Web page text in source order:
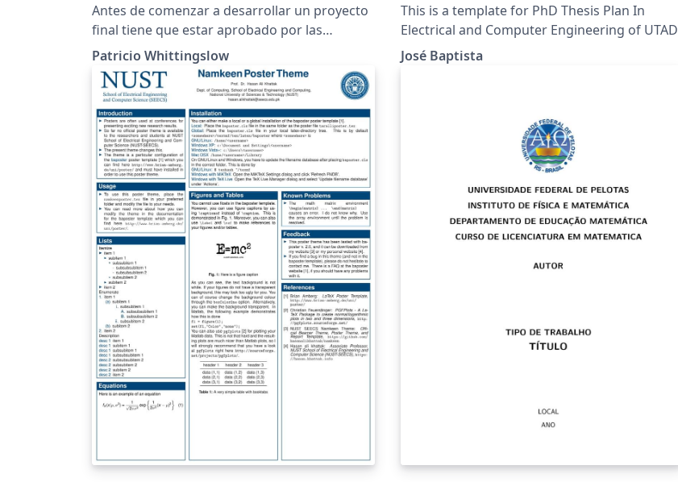
Antes de comenzar a desarrollar un proyecto
final tiene que estar aprobado por las
autoridades que correspondan. Este
documento contiene los datos que resumen
el proyecto y el formato para avalar el
proyecto según lo estipulado Julio 2019.
Patricio Whittingslow
This is a template for PhD Thesis Plan In
Electrical and Computer Engineering of UTAD
José Baptista